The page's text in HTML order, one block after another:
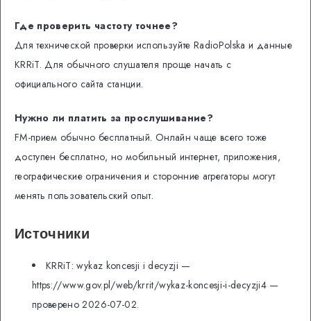
Где проверить частоту точнее?
Для технической проверки используйте RadioPolska и данные
KRRiT. Для обычного слушателя проще начать с
официального сайта станции.
Нужно ли платить за прослушивание?
FM-прием обычно бесплатный. Онлайн чаще всего тоже
доступен бесплатно, но мобильный интернет, приложения,
географические ограничения и сторонние агрегаторы могут
менять пользовательский опыт.
Источники
KRRiT: wykaz koncesji i decyzji —
https://www.gov.pl/web/krrit/wykaz-koncesji-i-decyzji4 —
проверено 2026-07-02.